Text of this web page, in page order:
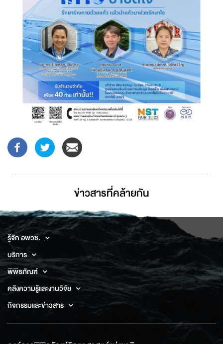
ข่าวสารที่่คล้ายกัน
รู้จัก อพวช.
บริการ
พิพิธภัณฑ์
คลังความรู้และงานวิจัย
กิจกรรมและข่าวสาร